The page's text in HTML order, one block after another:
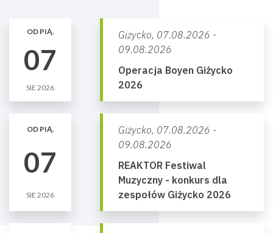
OD PIĄ.
07
SIE 2026
Giżycko, 07.08.2026 -
09.08.2026
Operacja Boyen Giżycko
2026
OD PIĄ.
07
SIE 2026
Giżycko, 07.08.2026 -
09.08.2026
REAKTOR Festiwal
Muzyczny - konkurs dla
zespołów Giżycko 2026